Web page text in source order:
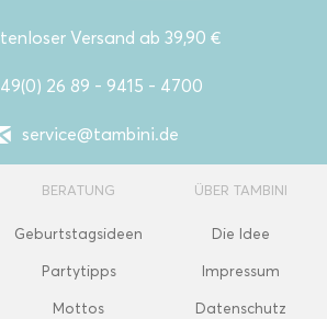
Versand ab 39,90 €
26 89 - 9415 - 4700
service@tambini.de
BERATUNG
Geburtstagsideen
Partytipps
Mottos
ÜBER TAMBINI
Die Idee
Impressum
Datenschutz